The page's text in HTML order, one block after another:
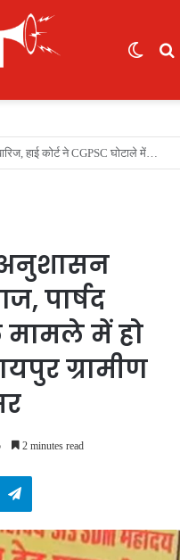
भूखे-प्यासे बच्चों का रेस्क्यू, 16 में से 7 नाबालिग, काम दिलाने के नाम पर ले गए रायपुर, फिर भेजा दुर्ग
अनुशासन
पार्षद
में हो
ग्रामीण
2 minutes read
Telegram